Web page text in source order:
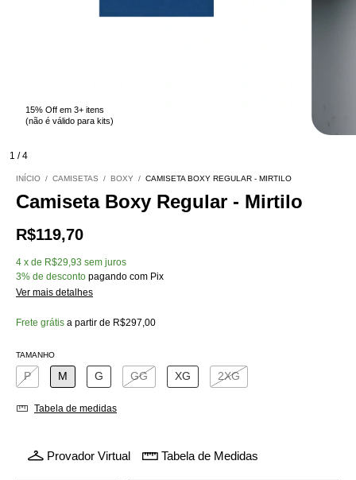
15% Off em 3+ itens
(não é válido para kits)
1 /4
INÍCIO / CAMISETAS / BOXY / CAMISETA BOXY REGULAR - MIRTILO
Camiseta Boxy Regular - Mirtilo
R$119,70
4 x de R$29,93 sem juros
3% de desconto pagando com Pix
Ver mais detalhes
Frete grátis a partir de R$297,00
TAMANHO
P M G GG XG 2XG
Tabela de medidas
Provador Virtual Tabela de Medidas